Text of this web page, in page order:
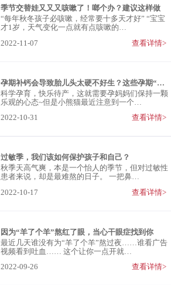
季节交替娃又又又咳嗽了！啷个办？建议这样做
“每年秋冬孩子必咳嗽，经常要十多天才好” “宝宝
才1岁，天气变化一点就有点咳嗽的…
2022-11-07
查看详情>
孕期补钙会导致胎儿头太硬不好生？这些孕期“谣言”别中招！
科学孕育，快乐待产，这就需要孕妈妈们保持一颗
乐观的心态~但是小熊猫最近注意到一个…
2022-10-31
查看详情>
过敏季，我们该如何保护孩子和自己？
秋季天高气爽，本是一个怡人的季节，但对过敏性
患者来说，却是最难熬的日子。 一把鼻…
2022-10-17
查看详情>
因为“羊了个羊”熬红了眼，当心干眼症找到你
最近几天谁没有为“羊了个羊”熬过夜……谁看广告
视频看到吐血…… 这个让你一点开就…
2022-09-26
查看详情>